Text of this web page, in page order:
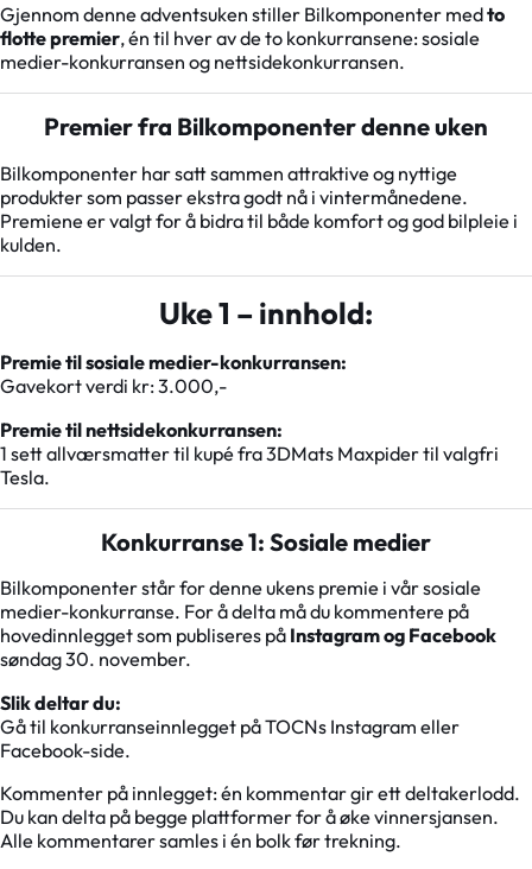
Gjennom denne adventsuken stiller Bilkomponenter medto
flotte premier, én til hver av de to konkurransene: sosiale
medier-konkurransen og nettsidekonkurransen.
Premier fra Bilkomponenter denne uken
Bilkomponenter har satt sammen attraktive og nyttige
produkter som passer ekstra godt nå i vintermånedene.
Premiene er valgt for å bidra til både komfort og god bilpleie i
kulden.
Uke 1 – innhold:
Premie til sosiale medier-konkurransen:
Gavekort verdi kr: 3.000,-
Premie til nettsidekonkurransen:
1 sett allværsmatter til kupé fra 3DMats Maxpider til valgfri
Tesla.
Konkurranse 1: Sosiale medier
Bilkomponenter står for denne ukens premie i vår sosiale
medier-konkurranse. For å delta må du kommentere på
hovedinnlegget som publiseres på Instagram og Facebook
søndag 30. november.
Slik deltar du:
Gå til konkurranseinnlegget på TOCNs Instagram eller
Facebook-side.
Kommenter på innlegget: én kommentar gir ett deltakerlodd.
Du kan delta på begge plattformer for å øke vinnersjansen.
Alle kommentarer samles i én bolk før trekning.